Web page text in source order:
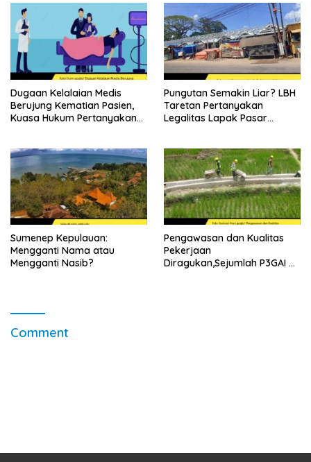
Dugaan Kelalaian Medis
Berujung Kematian Pasien,
Kuasa Hukum Pertanyakan
Pungutan Semakin Liar? LBH
Taretan Pertanyakan
Legalitas Lapak Pasar
Sumenep Kepulauan:
Mengganti Nama atau
Mengganti Nasib?
Pengawasan dan Kualitas
Pekerjaan
Diragukan,Sejumlah P3GAI di
Comment